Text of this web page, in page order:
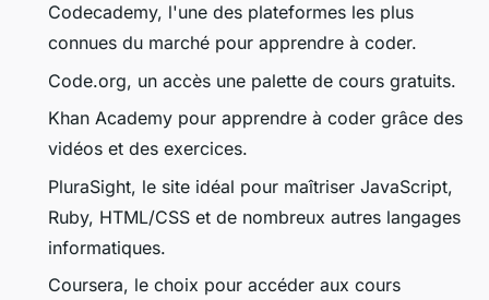
Codecademy, l'une des plateformes les plus
connues du marché pour apprendre à coder.
Code.org, un accès une palette de cours gratuits.
Khan Academy pour apprendre à coder grâce des
vidéos et des exercices.
PluraSight, le site idéal pour maîtriser JavaScript,
Ruby, HTML/CSS et de nombreux autres langages
informatiques.
Coursera, le choix pour accéder aux cours